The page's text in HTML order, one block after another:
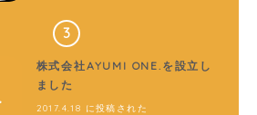
株式会社AYUMI ONE.を設立し
ました
2017.4.18 に投稿された